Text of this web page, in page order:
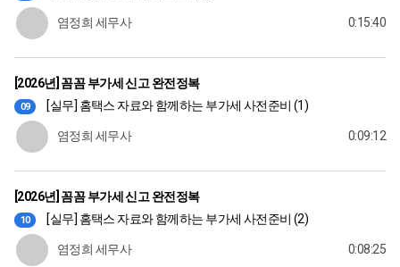
염정희 세무사 0:15:40
[2026년] 꼼꼼 부가세 신고 완전정복
09 [실무] 홈택스 자료와 함께하는 부가세 사전준비 (1)
염정희 세무사 0:09:12
[2026년] 꼼꼼 부가세 신고 완전정복
10 [실무] 홈택스 자료와 함께하는 부가세 사전준비 (2)
염정희 세무사 0:08:25